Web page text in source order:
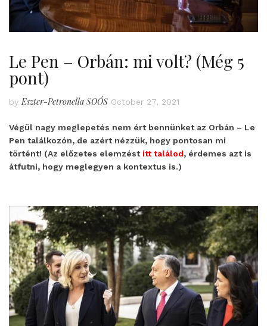
Le Pen – Orbán: mi volt? (Még 5
pont)
by Eszter-Petronella SOÓS October 27, 2021
Végül nagy meglepetés nem ért bennünket az Orbán – Le
Pen találkozón, de azért nézzük, hogy pontosan mi
történt! (Az előzetes elemzéstitt találod, érdemes azt is
átfutni, hogy meglegyen a kontextus is.)